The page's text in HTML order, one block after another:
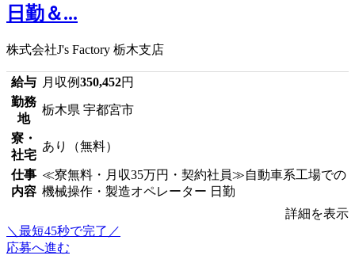
日勤＆...
株式会社J's Factory 栃木支店
給与 月収例350,452円
勤務
地
栃木県 宇都宮市
寮・
社宅
あり（無料）
仕事
内容
≪寮無料・月収35万円・契約社員≫自動車系工場での
機械操作・製造オペレーター 日勤
詳細を表示
＼最短45秒で完了／
応募へ進む